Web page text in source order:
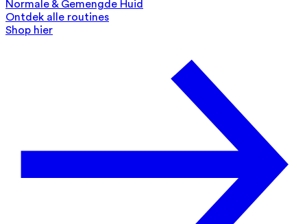
Normale & Gemengde Huid
Ontdek alle routines
Shop hier